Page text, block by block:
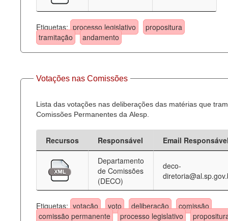
Etiquetas: processo legislativo
propositura
tramitação
andamento
Votações nas Comissões
Lista das votações nas deliberações das matérias que
Comissões Permanentes da Alesp.
Recursos Responsável
Email
Departamento
de Comissões
(DECO)
deco-
Etiquetas: votação voto deliberação
comissão
comissão permanente
processo legislativo